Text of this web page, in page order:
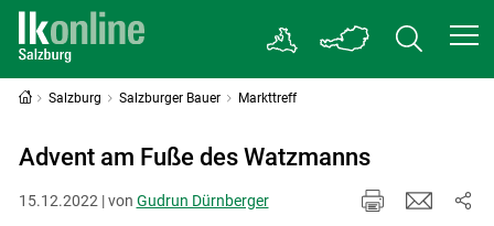
Salzburg Salzburger Bauer Markttreff
Advent am Fuße des Watzmanns
15.12.2022 | von Gudrun Dürnberger